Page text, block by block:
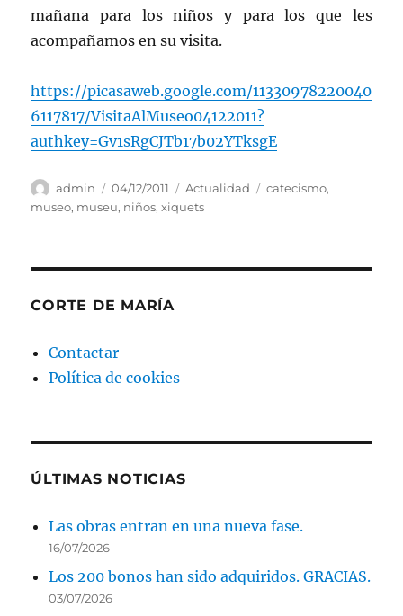
mañana para los niños y para los que les
acompañamos en su visita.
https://picasaweb.google.com/11330978220040
6117817/VisitaAlMuseo04122011?
authkey=Gv1sRgCJTb17b02YTksgE
Autor
admin
Publicado
el
04/12/2011 Categorías
Actualidad Etiquetas
catecismo,
museo, museu, niños,xiquets
CORTE DE MARÍA
Contactar
Política de cookies
ÚLTIMAS NOTICIAS
Las obras entran en una nueva fase.
16/07/2026
Los 200 bonos han sido adquiridos. GRACIAS.
03/07/2026